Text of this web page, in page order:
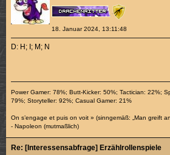
18. Januar 2024, 13:11:48
D: H; I; M; N
Power Gamer: 78%; Butt-Kicker: 50%; Tactician: 22%;
79%; Storyteller: 92%; Casual Gamer: 21%
On s’engage et puis on voit » (sinngemäß: „Man greift
- Napoleon (mutmaßlich)
Re: [Interessensabfrage] Erzählrollenspiele